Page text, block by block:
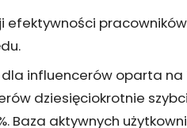
efektywności
influencerów oparta na
dziesięciokrotnie
Baza aktywnych